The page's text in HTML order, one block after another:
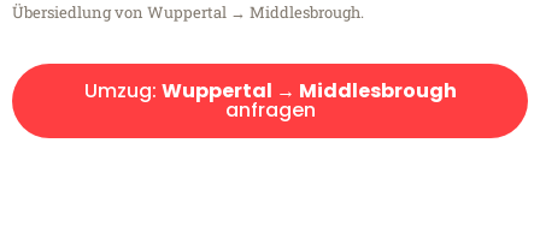
Übersiedlung von Wuppertal → Middlesbrough.
Umzug: Wuppertal → Middlesbrough
anfragen